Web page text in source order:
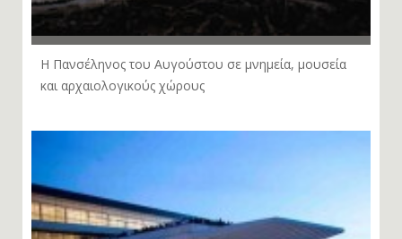
Η Πανσέληνος του Αυγούστου σε μνημεία, μουσεία
και αρχαιολογικούς χώρους